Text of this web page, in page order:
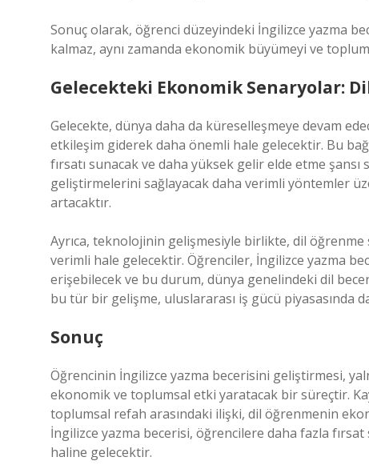
Sonuç olarak, öğrenci düzeyindeki İngilizce yazma
kalmaz, aynı zamanda ekonomik büyümeyi ve
Gelecekteki Ekonomik Senaryolar:
Gelecekte, dünya daha da küreselleşmeye devam
etkileşim giderek daha önemli hale gelecektir. Bu
fırsatı sunacak ve daha yüksek gelir elde etme
geliştirmelerini sağlayacak daha verimli yöntemler
artacaktır.
Ayrıca, teknolojinin gelişmesiyle birlikte, dil
verimli hale gelecektir. Öğrenciler, İngilizce yazma
erişebilecek ve bu durum, dünya genelindeki dil
bu tür bir gelişme, uluslararası iş gücü piyasasında
Sonuç
Öğrencinin İngilizce yazma becerisini geliştirmesi,
ekonomik ve toplumsal etki yaratacak bir süreçtir.
toplumsal refah arasındaki ilişki, dil öğrenmenin
İngilizce yazma becerisi, öğrencilere daha fazla
haline gelecektir.